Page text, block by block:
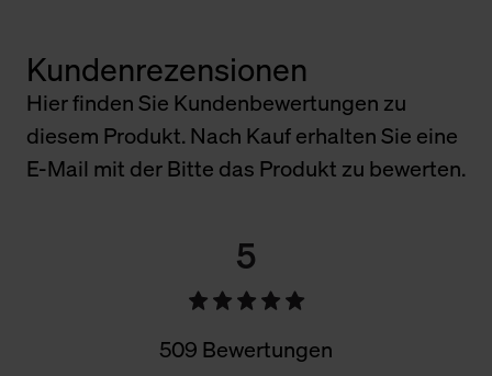
Kundenrezensionen
Hier finden Sie Kundenbewertungen zu
diesem Produkt. Nach Kauf erhalten Sie eine
E-Mail mit der Bitte das Produkt zu bewerten.
5
509 Bewertungen